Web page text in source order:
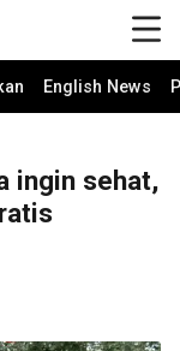
English News
ingin sehat,